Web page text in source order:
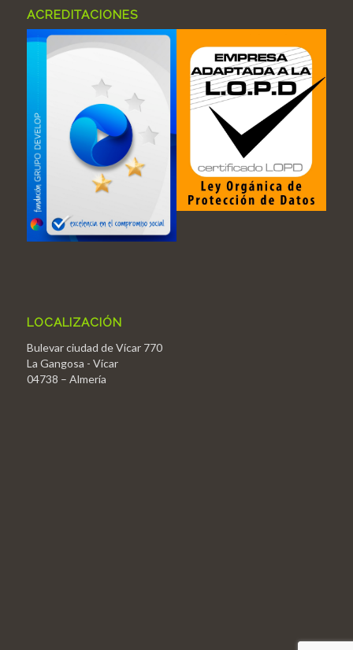
ACREDITACIONES
LOCALIZACIÓN
Bulevar ciudad de Vícar 770
La Gangosa - Vícar
04738 – Almería